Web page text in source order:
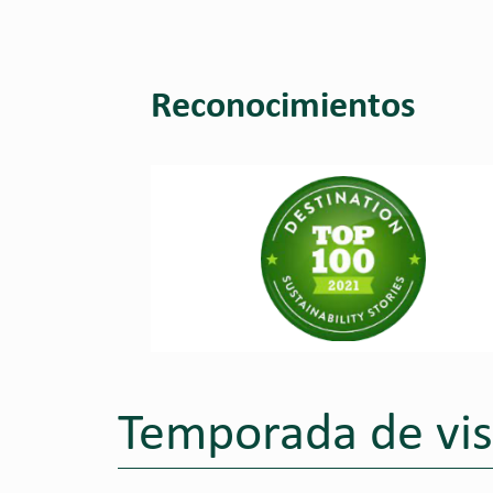
Reconocimientos
Temporada de